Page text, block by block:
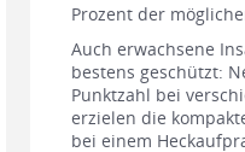
Prozent der
Auch erwachsene
bestens geschützt:
Punktzahl bei
erzielen die
bei einem